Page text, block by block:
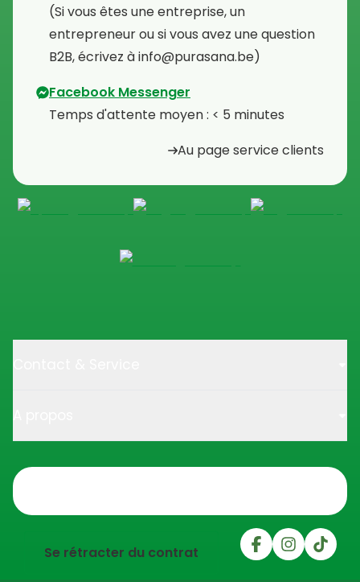
⁠(Si vous êtes une entreprise, un
entrepreneur ou si vous avez une question
B2B, écrivez à info@purasana.be)
Facebook Messenger
Temps d'attente moyen : < 5 minutes
Au page service clients
Se rétracter du contrat